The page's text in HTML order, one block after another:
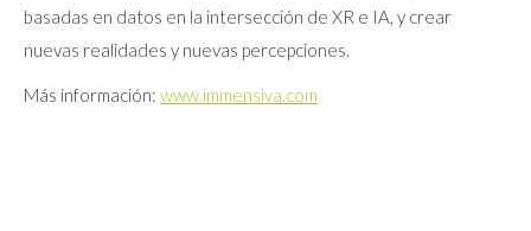
basadas en datos en la intersección de XR e IA, y crear
nuevas realidades y nuevas percepciones.
Más información: www.immensiva.com